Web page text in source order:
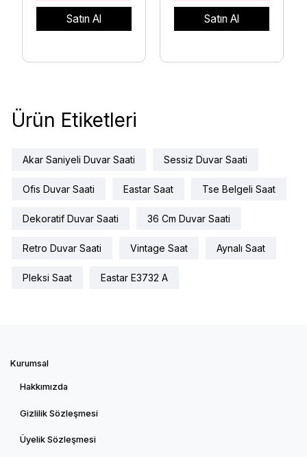
Satın Al Satın Al
Ürün Etiketleri
Akar Saniyeli Duvar Saati Sessiz Duvar Saati
Ofis Duvar Saati Eastar Saat Tse Belgeli Saat
Dekoratif Duvar Saati 36 Cm Duvar Saati
Retro Duvar Saati Vintage Saat Aynalı Saat
Pleksi Saat Eastar E3732 A
Kurumsal
Hakkımızda
Gizlilik Sözleşmesi
Üyelik Sözleşmesi